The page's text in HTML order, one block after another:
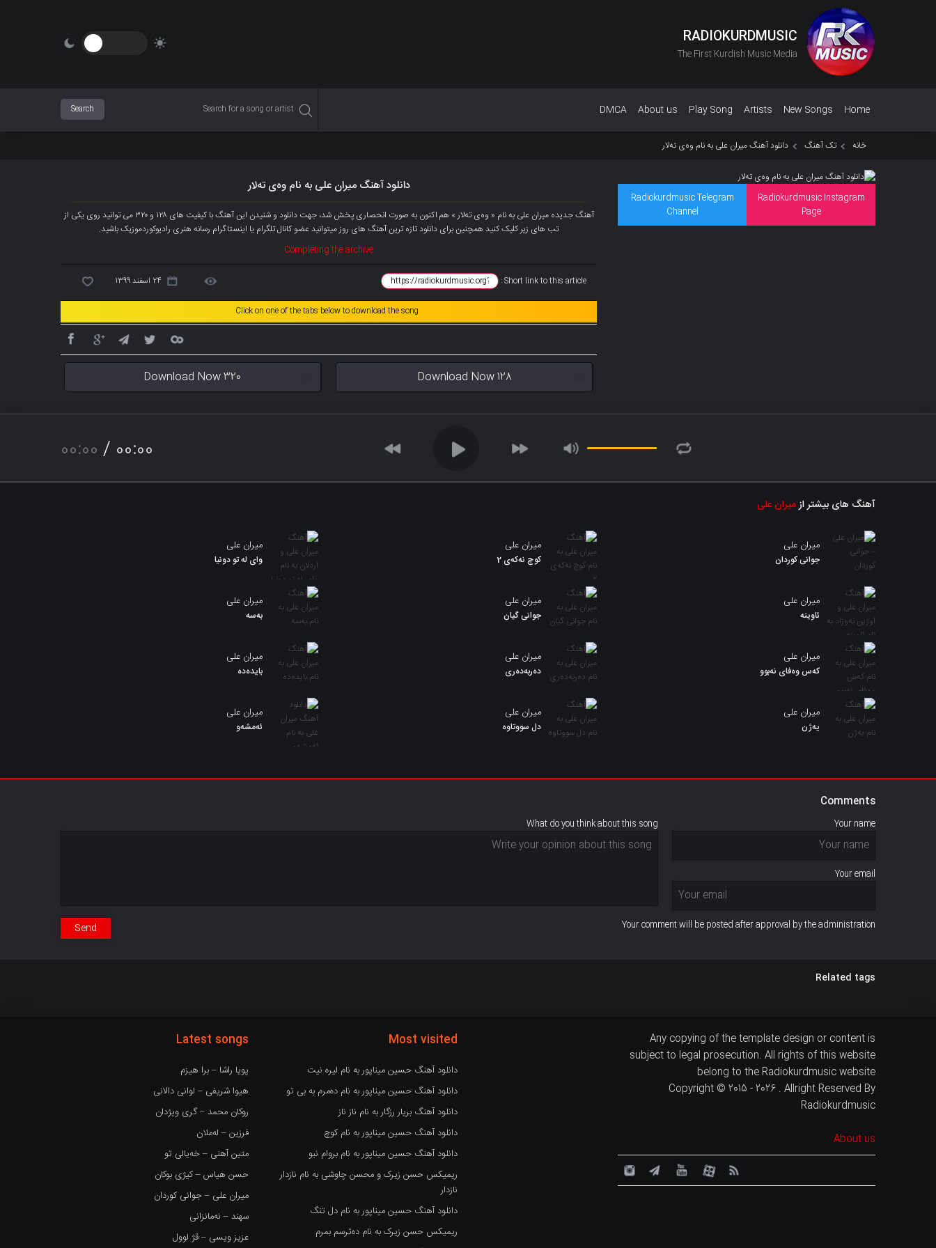
RADIOKURDMUSIC
The First Kurdish Music Media
Home
New Songs
Artists
Play Song
About us
DMCA
خانه تک آهنگ دانلود آهنگ میران علی به نام وەی تەلار
Radiokurdmusic Instagram
Page
Radiokurdmusic Telegram
Channel
دانلود آهنگ میران علی به نام وەی تەلار
آهنگ جدیده میران علی به نام « وەی تەلار » هم اکنون به صورت انحصاری پخش شد، جهت دانلود و شنیدن این آهنگ با کیفیت های ۱۲۸ و ۳۲۰ می توانید روی یکی از
تب های زیر کلیک کنید همچنین برای دانلود تازه ترین آهنگ های روز میتوانید عضو کانال تلگرام یا اینستاگرام رسانه هنری رادیوکوردموزیک باشید.
Completing the archive
Short link to this article : 24 اسفند 1399
Click on one of the tabs below to download the song
Download Now 128
Download Now 320
00:00 / 00:00
آهنگ های بیشتر ازمیران علی
میران علی
جوانی کوردان
میران علی
کوچ نەکەی 2
میران علی
وای لە تو دونیا
میران علی
ئاوینه
میران علی
جوانی گیان
میران علی
بەسە
میران علی
کەس وەفای نەبوو
میران علی
دەربەدەری
میران علی
بایدەدە
میران علی
یەژن
میران علی
دل سووتاوه
میران علی
ئەمشەو
Comments
Your name
Your email
What do you think about this song
Your comment will be posted after approval by the administration
Send
Related tags
Any copying of the template design or content is
subject to legal prosecution. All rights of this website
belong to the Radiokurdmusic website
Copyright © 2015 - 2026 . Allright Reserved By
Radiokurdmusic
About us
Most visited
دانلود آهنگ حسین میناپور به نام لیره نیت
دانلود آهنگ حسین میناپور به نام دەمرم بە بی تو
دانلود آهنگ بریار رزگار به نام ناز ناز
دانلود آهنگ حسین میناپور به نام کوچ
دانلود آهنگ حسین میناپور به نام بروام نبو
ریمیکس حسن زیرک و محسن چاوشی به نام نازدار
نازدار
دانلود آهنگ حسین میناپور به نام دل تنگ
ریمیکس حسن زیرک به نام دەترسم بمرم
Latest songs
پویا راشا – برا هیزم
هیوا شریفی – لوانی دالانی
روکان محمد – گری ویژدان
فرزین – لەملان
متین آهنی – خەیالی تو
حسن هیاس – کیژی بوکان
میران علی – جوانی کوردان
سهند – نەمانزانی
عزیز ویسی – قژ لوول